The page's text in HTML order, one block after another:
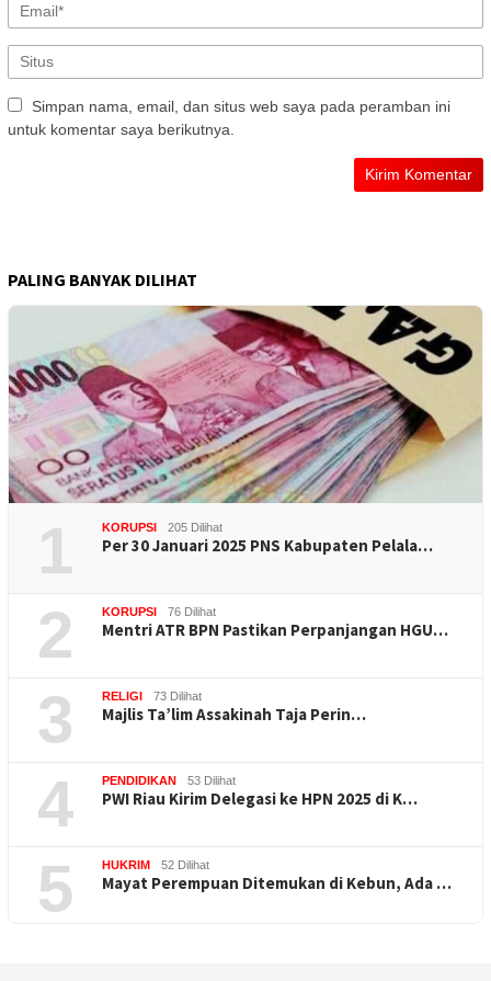
Simpan nama, email, dan situs web saya pada peramban ini
untuk komentar saya berikutnya.
PALING BANYAK DILIHAT
1 KORUPSI 205 Dilihat
Per 30 Januari 2025 PNS Kabupaten Pelala…
2 KORUPSI 76 Dilihat
Mentri ATR BPN Pastikan Perpanjangan HGU…
3 RELIGI 73 Dilihat
Majlis Ta’lim Assakinah Taja Perin…
4 PENDIDIKAN 53 Dilihat
PWI Riau Kirim Delegasi ke HPN 2025 di K…
5 HUKRIM 52 Dilihat
Mayat Perempuan Ditemukan di Kebun, Ada …